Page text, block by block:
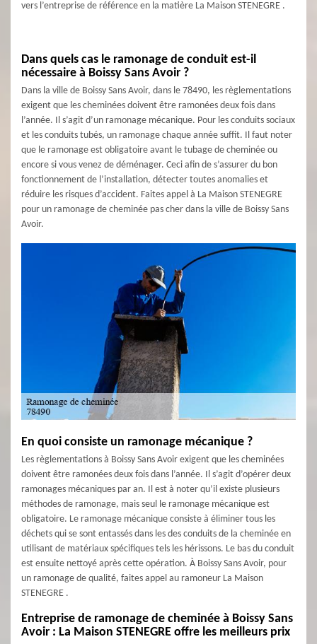
vers l’entreprise de référence en la matière La Maison STENEGRE .
Dans quels cas le ramonage de conduit est-il
nécessaire à Boissy Sans Avoir ?
Dans la ville de Boissy Sans Avoir, dans le 78490, les règlementations
exigent que les cheminées doivent être ramonées deux fois dans
l’année. Il s’agit d’un ramonage mécanique. Pour les conduits sociaux
et les conduits tubés, un ramonage chaque année suffit. Il faut noter
que le ramonage est obligatoire avant le tubage de cheminée ou
encore si vous venez de déménager. Ceci afin de s’assurer du bon
fonctionnement de l’installation, détecter toutes anomalies et
réduire les risques d’accident. Faites appel à La Maison STENEGRE
pour un ramonage de cheminée pas cher dans la ville de Boissy Sans
Avoir.
En quoi consiste un ramonage mécanique ?
Les règlementations à Boissy Sans Avoir exigent que les cheminées
doivent être ramonées deux fois dans l’année. Il s’agit d’opérer deux
ramonages mécaniques par an. Il est à noter qu’il existe plusieurs
méthodes de ramonage, mais seul le ramonage mécanique est
obligatoire. Le ramonage mécanique consiste à éliminer tous les
déchets qui se sont entassés dans les des conduits de la cheminée en
utilisant de matériaux spécifiques tels les hérissons. Le bas du conduit
est ensuite nettoyé après cette opération. À Boissy Sans Avoir, pour
un ramonage de qualité, faites appel au ramoneur La Maison
STENEGRE .
Entreprise de ramonage de cheminée à Boissy Sans
Avoir : La Maison STENEGRE offre les meilleurs prix